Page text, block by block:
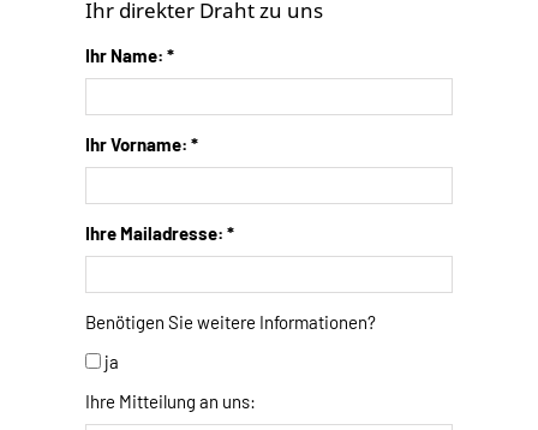
Ihr direkter Draht zu uns
Ihr Name: *
Ihr Vorname: *
Ihre Mailadresse: *
Benötigen Sie weitere Informationen?
ja
Ihre Mitteilung an uns: